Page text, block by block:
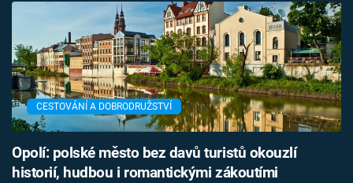
CESTOVÁNÍ A DOBRODRUŽSTVÍ
Opolí: polské město bez davů turistů okouzlí
historií, hudbou i romantickými zákoutími